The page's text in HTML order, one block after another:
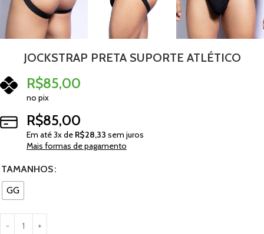
JOCKSTRAP PRETA SUPORTE ATLÉTICO
R$85,00
no pix
R$85,00
Em até3x de R$28,33 sem juros
Mais formas de pagamento
TAMANHOS
GG